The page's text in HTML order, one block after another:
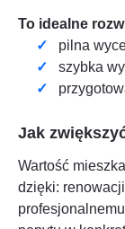
To idealne
pilna
szybka
Jak
Wartość
dzięki: